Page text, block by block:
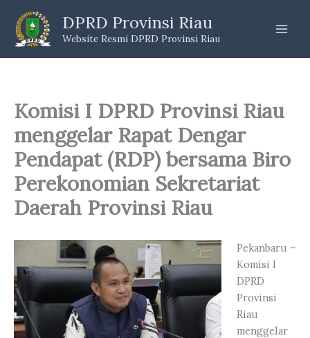
content
DPRD Provinsi Riau
Website Resmi DPRD Provinsi Riau
Komisi I DPRD Provinsi Riau
menggelar Rapat Dengar
Pendapat (RDP) bersama Biro
Perekonomian Sekretariat
Daerah Provinsi Riau
Pekanbaru –
Komisi I
DPRD
Provinsi
Riau
menggelar